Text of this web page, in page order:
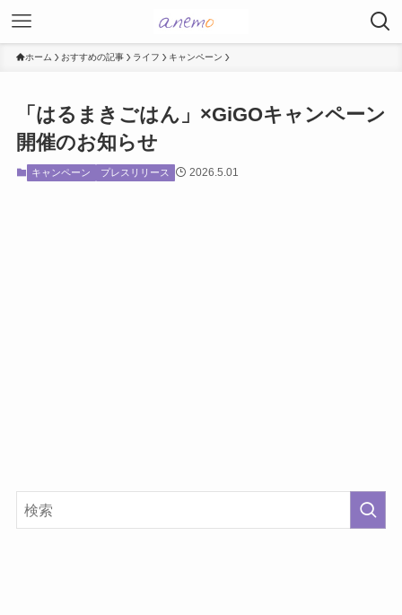
ホーム おすすめの記事 ライフ キャンペーン
「はるまきごはん」×GiGOキャンペーン
開催のお知らせ
キャンペーン プレスリリース 2026.5.01